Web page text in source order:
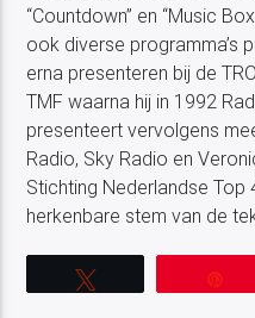
“Countdown” en “Music
ook diverse programma’s
erna presenteren bij de
TMF waarna hij in 1992
presenteert vervolgens
Radio, Sky Radio en
Stichting Nederlandse Top
herkenbare stem van de